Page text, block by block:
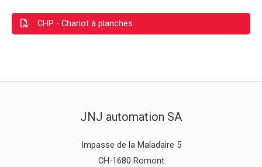
CHP - Chariot à planches
JNJ automation SA
Impasse de la Maladaire 5
CH-1680 Romont